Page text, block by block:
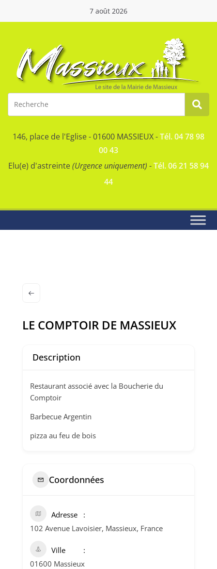
7 août 2026
146, place de l'Eglise - 01600 MASSIEUX -Tél. 04 78 98
00 43
Elu(e) d'astreinte(Urgence uniquement) -Tél. 06 21 58 94
44
LE COMPTOIR DE MASSIEUX
Description
Restaurant associé avec la Boucherie du
Comptoir
Barbecue Argentin
pizza au feu de bois
Coordonnées
Adresse
102 Avenue Lavoisier, Massieux, France
Ville
01600 Massieux